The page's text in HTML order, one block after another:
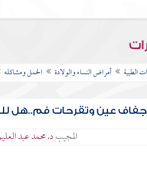
الطبية أمراض النساء والولادة الحمل ومشاكله
عين وتقرحات فم..هل
المجيبد. محمد عبد